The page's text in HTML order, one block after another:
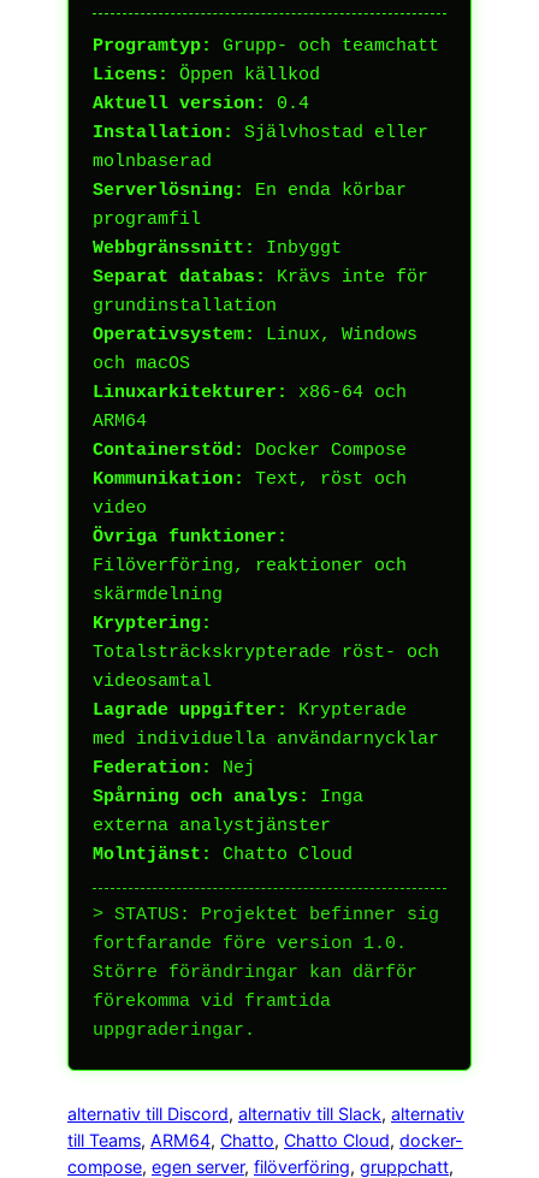
Programtyp:
Grupp- och teamchatt
Licens:
Öppen källkod
Aktuell version:
0.4
Installation:
Självhostad eller
molnbaserad
Serverlösning:
En enda körbar
programfil
Webbgränssnitt:
Inbyggt
Separat databas:
Krävs inte för
grundinstallation
Operativsystem:
Linux, Windows
och macOS
Linuxarkitekturer:
x86-64 och
ARM64
Containerstöd:
Docker Compose
Kommunikation:
Text, röst och
video
Övriga funktioner:
Filöverföring, reaktioner och
skärmdelning
Kryptering:
Totalsträckskrypterade röst- och
videosamtal
Lagrade uppgifter:
Krypterade
med individuella användarnycklar
Federation:
Nej
Spårning och analys:
Inga
externa analystjänster
Molntjänst:
Chatto Cloud
> STATUS: Projektet befinner sig
fortfarande före version 1.0.
Större förändringar kan därför
förekomma vid framtida
uppgraderingar.
alternativ till Discord, alternativ till Slack, alternativ
till Teams, ARM64, Chatto, Chatto Cloud, docker-
compose, egen server, filöverföring, gruppchatt